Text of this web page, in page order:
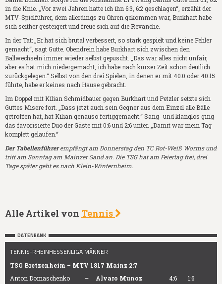
in die Knie. „Vor zwei Jahren hatte ich ihn 6:3, 6:2 geschlagen“, erzählt der
MTV-Spielführer, dem allerdings zu Ohren gekommen war, Burkhart habe
sich seither gesteigert und freue sich auf die Revanche.
In der Tat: „Er hat sich brutal verbessert, so stark gespielt und keine Fehler
gemacht“, sagt Gutte. Obendrein habe Burkhart sich zwischen den
Ballwechseln immer wieder selbst gepuscht. „Das war alles nicht unfair,
aber es hat mich niedergemacht, ich habe nach kurzer Zeit schon deutlich
zurückgelegen.“ Selbst von den drei Spielen, in denen er mit 40:0 oder 40:15
führte, habe er keines nach Hause gebracht.
Im Doppel mit Kilian Schmidbauer gegen Burkhart und Petzler setzte sich
Guttes Misere fort. „Dass jetzt auch sein Gegner aus dem Einzel alle Bälle
getroffen hat, hat Kilian genauso fertiggemacht.“ Sang- und klanglos ging
das favorisierte Duo der Gäste mit 0:6 und 2:6 unter. „Damit war mein Tag
komplett gelaufen.“
Der Tabellenführerempfängt am Donnerstag den TC Rot-Weiß Worms und
tritt am Sonntag am Mainzer Sand an. Die TSG hat am Feiertag frei, drei
Tage später geht es nach Klein-Winternheim.
Alle Artikel von Tennis
DATENBANK
TENNIS-RHEINHESSENLIGA MÄNNER
TSG Bretzenheim – MTV 1817 Mainz 2:7
Anton Domaschenko
– Alvaro Munoz 4:6
1:6